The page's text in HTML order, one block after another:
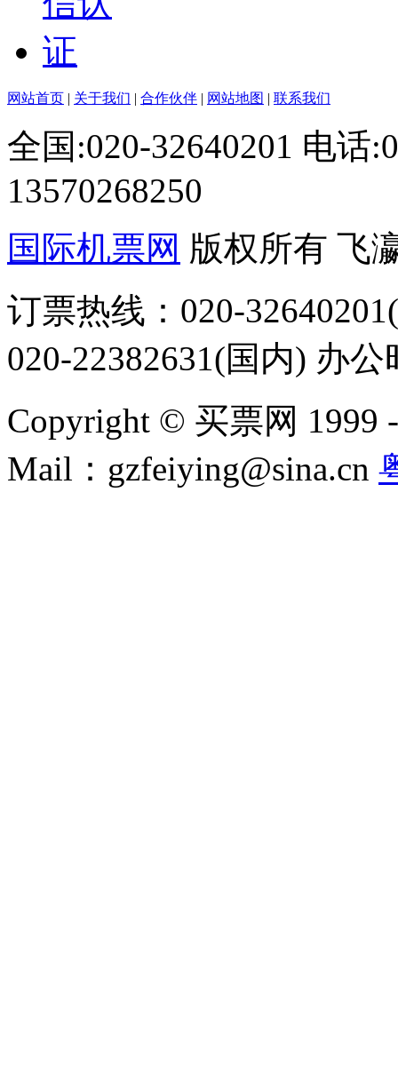
网站首页 | 关于我们 | 合作伙伴 | 网站地图 | 联系我们
全国:020-32640201 电话
13570268250
国际机票网 版权所有 飞
订票热线：020-
020-22382631(国内) 办
Copyright © 买票网 1999
Mail：gzfeiying@sina.cn